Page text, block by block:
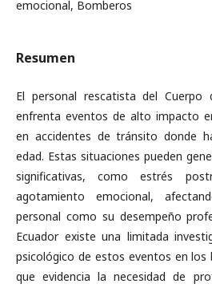
emocional, Bomberos
Resumen
El personal rescatista del Cuerpo
enfrenta eventos de alto impacto
en accidentes de tránsito donde
edad. Estas situaciones pueden
significativas, como estrés
agotamiento emocional,
personal como su desempeño
Ecuador existe una limitada
psicológico de estos eventos en
que evidencia la necesidad de